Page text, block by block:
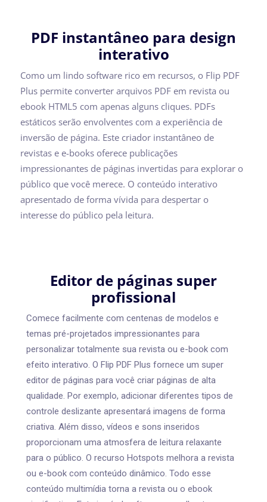
PDF instantâneo para design
interativo
Como um lindo software rico em recursos, o Flip PDF
Plus permite converter arquivos PDF em revista ou
ebook HTML5 com apenas alguns cliques. PDFs
estáticos serão envolventes com a experiência de
inversão de página. Este criador instantâneo de
revistas e e-books oferece publicações
impressionantes de páginas invertidas para explorar o
público que você merece. O conteúdo interativo
apresentado de forma vívida para despertar o
interesse do público pela leitura.
Editor de páginas super
profissional
Comece facilmente com centenas de modelos e
temas pré-projetados impressionantes para
personalizar totalmente sua revista ou e-book com
efeito interativo. O Flip PDF Plus fornece um super
editor de páginas para você criar páginas de alta
qualidade. Por exemplo, adicionar diferentes tipos de
controle deslizante apresentará imagens de forma
criativa. Além disso, vídeos e sons inseridos
proporcionam uma atmosfera de leitura relaxante
para o público. O recurso Hotspots melhora a revista
ou e-book com conteúdo dinâmico. Todo esse
conteúdo multimídia torna a revista ou o ebook